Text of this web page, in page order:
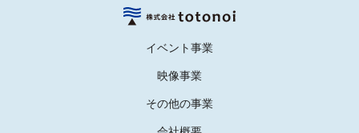
イベント事業
映像事業
その他の事業